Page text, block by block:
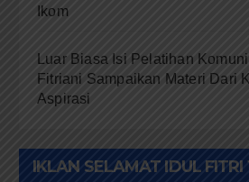
Ikom
Luar Biasa Isi Pelatihan
Fitriani Sampaikan Materi Dari
Aspirasi
IKLAN SELAMAT IDUL